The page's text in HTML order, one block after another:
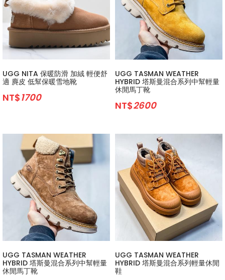
UGG NITA 保暖防滑 加絨 輕便舒
適 麂皮 低幫保暖雪地靴
NT$1700
UGG TASMAN WEATHER
HYBRID 塔斯曼混合系列中幫輕量
休閒馬丁靴
NT$2600
UGG TASMAN WEATHER
HYBRID 塔斯曼混合系列中幫輕量
休閒馬丁靴
UGG TASMAN WEATHER
HYBRID 塔斯曼混合系列輕量休閒
鞋